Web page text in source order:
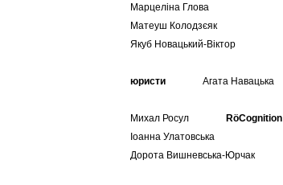
Марцеліна Глова
Матеуш Колодзєяк
Якуб Новацький-Вiктор
юристи Агата Навацька
Михал Росул
RöCognition
Іоанна Улатовська
Дорота Вишневська-Юрчак